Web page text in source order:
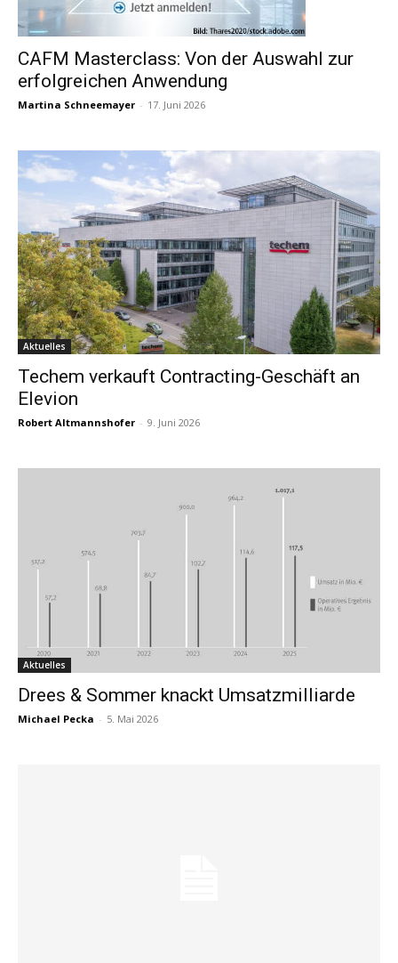
CAFM Masterclass: Von der Auswahl zur
erfolgreichen Anwendung
Martina Schneemayer - 17. Juni 2026
Aktuelles
Techem verkauft Contracting-Geschäft an
Elevion
Robert Altmannshofer - 9. Juni 2026
Aktuelles
Drees & Sommer knackt Umsatzmilliarde
Michael Pecka - 5. Mai 2026